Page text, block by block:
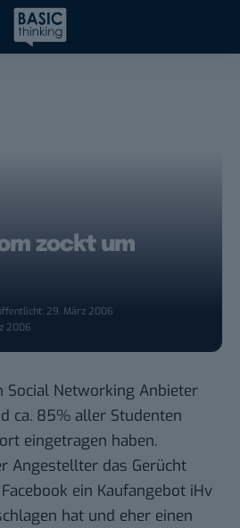
zockt um
29. März 2006
2006
Social Networking Anbieter
ca. 85% aller Studenten
eingetragen haben.
Angestellter das Gerücht
ein Kaufangebot iHv
hat und eher einen